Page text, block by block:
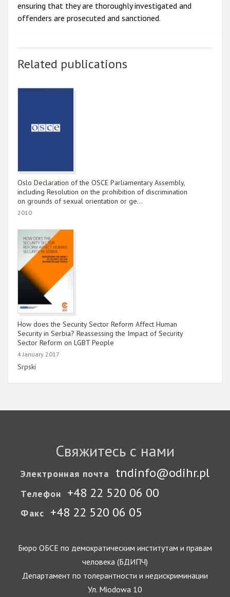
ensuring that they are thoroughly investigated and
offenders are prosecuted and sanctioned.
Related publications
Oslo Declaration of the OSCE Parliamentary Assembly,
including Resolution on the prohibition of discrimination
on grounds of sexual orientation or ge…
2010
How does the Security Sector Reform Affect Human
Security in Serbia? Reassessing the Impact of Security
Sector Reform on LGBT People
4 January 2017
Link
Srpski
Свяжитесь с нами
Электронная почта tndinfo@odihr.pl
Телефон +48 22 520 06 00
Факс +48 22 520 06 05
Бюро ОБСЕ по демократическим институтам и правам
человека (БДИПЧ)
Департамент по толерантности и недискриминации
Ул. Miodowa 10